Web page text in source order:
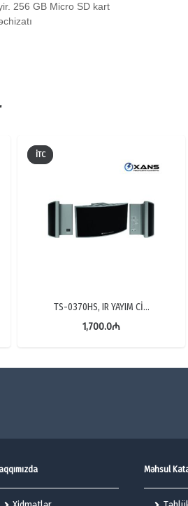
256 GB Micro SD kart
İTC
TS-0370HS, IR YAYIM Cİ…
1,700.0₼
Məhsul